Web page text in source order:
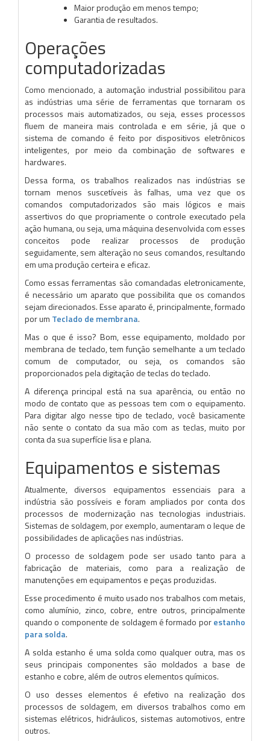
Maior produção em menos tempo;
Garantia de resultados.
Operações
computadorizadas
Como mencionado, a automação industrial possibilitou para
as indústrias uma série de ferramentas que tornaram os
processos mais automatizados, ou seja, esses processos
fluem de maneira mais controlada e em série, já que o
sistema de comando é feito por dispositivos eletrônicos
inteligentes, por meio da combinação de softwares e
hardwares.
Dessa forma, os trabalhos realizados nas indústrias se
tornam menos suscetíveis às falhas, uma vez que os
comandos computadorizados são mais lógicos e mais
assertivos do que propriamente o controle executado pela
ação humana, ou seja, uma máquina desenvolvida com esses
conceitos pode realizar processos de produção
seguidamente, sem alteração no seus comandos, resultando
em uma produção certeira e eficaz.
Como essas ferramentas são comandadas eletronicamente,
é necessário um aparato que possibilita que os comandos
sejam direcionados. Esse aparato é, principalmente, formado
por um Teclado de membrana.
Mas o que é isso? Bom, esse equipamento, moldado por
membrana de teclado, tem função semelhante a um teclado
comum de computador, ou seja, os comandos são
proporcionados pela digitação de teclas do teclado.
A diferença principal está na sua aparência, ou então no
modo de contato que as pessoas tem com o equipamento.
Para digitar algo nesse tipo de teclado, você basicamente
não sente o contato da sua mão com as teclas, muito por
conta da sua superfície lisa e plana.
Equipamentos e sistemas
Atualmente, diversos equipamentos essenciais para a
indústria são possíveis e foram ampliados por conta dos
processos de modernização nas tecnologias industriais.
Sistemas de soldagem, por exemplo, aumentaram o leque de
possibilidades de aplicações nas indústrias.
O processo de soldagem pode ser usado tanto para a
fabricação de materiais, como para a realização de
manutenções em equipamentos e peças produzidas.
Esse procedimento é muito usado nos trabalhos com metais,
como alumínio, zinco, cobre, entre outros, principalmente
quando o componente de soldagem é formado porestanho
para solda.
A solda estanho é uma solda como qualquer outra, mas os
seus principais componentes são moldados a base de
estanho e cobre, além de outros elementos químicos.
O uso desses elementos é efetivo na realização dos
processos de soldagem, em diversos trabalhos como em
sistemas elétricos, hidráulicos, sistemas automotivos, entre
outros.